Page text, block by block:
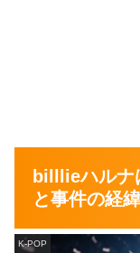
billlieハルナ
と事件の経
K-POP